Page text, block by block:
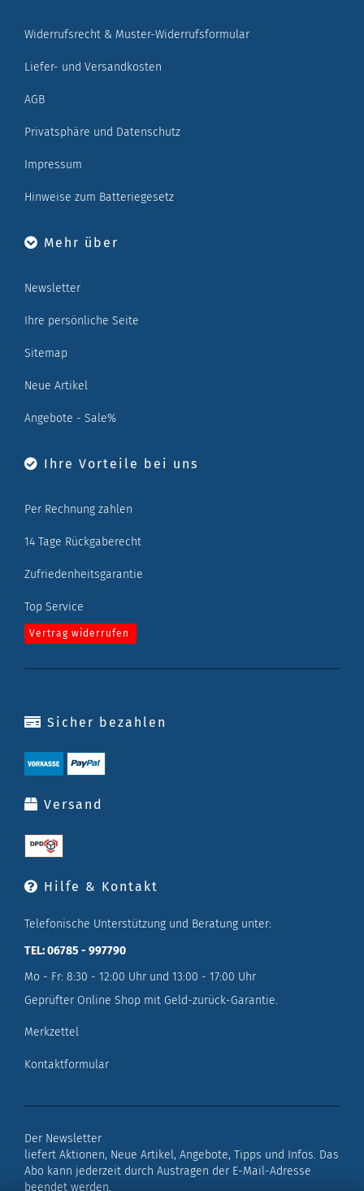
Widerrufsrecht & Muster-Widerrufsformular
Liefer- und Versandkosten
AGB
Privatsphäre und Datenschutz
Impressum
Hinweise zum Batteriegesetz
Mehr über
Newsletter
Ihre persönliche Seite
Sitemap
Neue Artikel
Angebote - Sale%
Ihre Vorteile bei uns
Per Rechnung zahlen
14 Tage Rückgaberecht
Zufriedenheitsgarantie
Top Service
Vertrag widerrufen
Sicher bezahlen
Versand
Hilfe & Kontakt
Telefonische Unterstützung und Beratung unter:
TEL: 06785 - 997790
Mo - Fr: 8:30 - 12:00 Uhr und 13:00 - 17:00 Uhr
Geprüfter Online Shop mit Geld-zurück-Garantie.
Merkzettel
Kontaktformular
Der Newsletter
liefert Aktionen, Neue Artikel, Angebote, Tipps und Infos. Das
Abo kann jederzeit durch Austragen der E-Mail-Adresse
beendet werden.